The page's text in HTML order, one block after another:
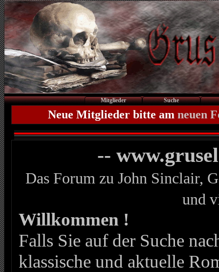
Mitglieder Suche
Neue Mitglieder bitte am neuen
--
Das Forum zu John Sinclair,
und
Willkommen !
Falls Sie auf der Suche
klassische und aktuelle